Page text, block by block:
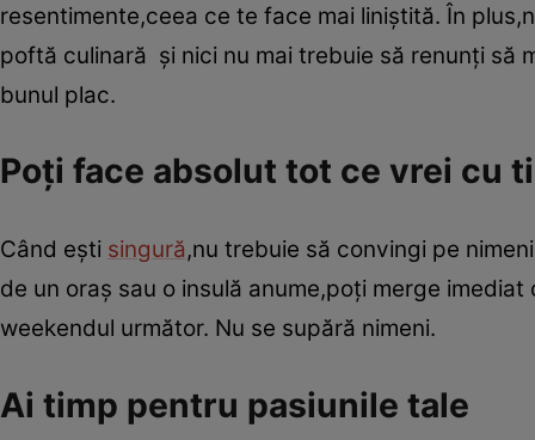
resentimente,ceea ce te face mai liniştită. În
poftă culinară şi nici nu mai trebuie să renunţi să
bunul plac.
Poţi face absolut tot ce vrei cu
Când eşti singură,nu trebuie să convingi pe
de un oraş sau o insulă anume,poţi merge
weekendul următor. Nu se supără nimeni.
Ai timp pentru pasiunile tale